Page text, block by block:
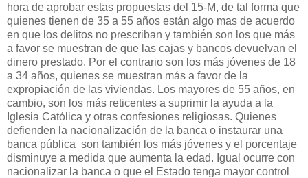
hora de aprobar estas propuestas del 15-M, de tal forma que
quienes tienen de 35 a 55 años están algo mas de acuerdo
en que los delitos no prescriban y también son los que más
a favor se muestran de que las cajas y bancos devuelvan el
dinero prestado. Por el contrario son los más jóvenes de 18
a 34 años, quienes se muestran más a favor de la
expropiación de las viviendas. Los mayores de 55 años, en
cambio, son los más reticentes a suprimir la ayuda a la
Iglesia Católica y otras confesiones religiosas. Quienes
defienden la nacionalización de la banca o instaurar una
banca pública son también los más jóvenes y el porcentaje
disminuye a medida que aumenta la edad. Igual ocurre con
nacionalizar la banca o que el Estado tenga mayor control